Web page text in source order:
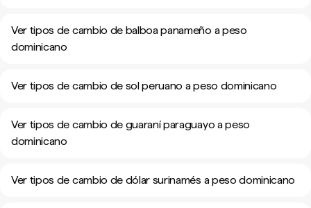
Ver tipos de cambio de balboa panameño a peso
dominicano
Ver tipos de cambio de sol peruano a peso dominicano
Ver tipos de cambio de guaraní paraguayo a peso
dominicano
Ver tipos de cambio de dólar surinamés a peso dominicano